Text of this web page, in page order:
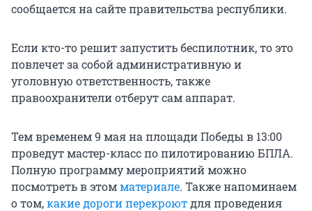
сообщается на сайте правительства республики.
Если кто-то решит запустить беспилотник, то это
повлечет за собой административную и
уголовную ответственность, также
правоохранители отберут сам аппарат.
Тем временем 9 мая на площади Победы в 13:00
проведут мастер-класс по пилотированию БПЛА.
Полную программу мероприятий можно
посмотреть в этомматериале. Также напоминаем
о том,какие дороги перекроютдля проведения